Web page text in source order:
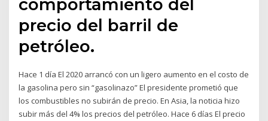
comportamiento del
precio del barril de
petróleo.
Hace 1 día El 2020 arrancó con un ligero aumento en el costo de
la gasolina pero sin “gasolinazo” El presidente prometió que
los combustibles no subirán de precio. En Asia, la noticia hizo
subir más del 4% los precios del petróleo. Hace 6 días El precio